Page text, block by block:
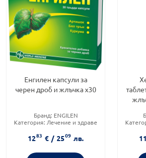
Енгилен капсули за
черен дроб и жлъчка х30
Бранд: ENGILEN
Категория: Лечение и здраве
1283 € / 2509 лв.